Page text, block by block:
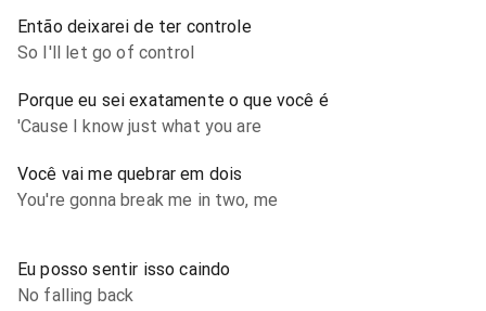
Então deixarei de ter controle
So I'll let go of control
Porque eu sei exatamente o que você é
'Cause I know just what you are
Você vai me quebrar em dois
You're gonna break me in two, me
Eu posso sentir isso caindo
No falling back